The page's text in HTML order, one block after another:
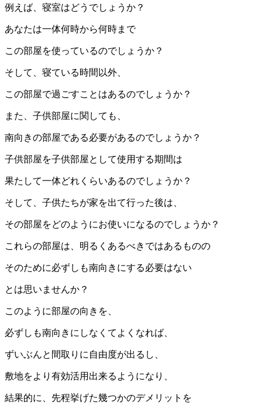
例えば、寝室はどうでしょうか？
あなたは一体何時から何時まで
この部屋を使っているのでしょうか？
そして、寝ている時間以外、
この部屋で過ごすことはあるのでしょうか？
また、子供部屋に関しても、
南向きの部屋である必要があるのでしょうか？
子供部屋を子供部屋として使用する期間は
果たして一体どれくらいあるのでしょうか？
そして、子供たちが家を出て行った後は、
その部屋をどのようにお使いになるのでしょうか？
これらの部屋は、明るくあるべきではあるものの
そのために必ずしも南向きにする必要はない
とは思いませんか？
このように部屋の向きを、
必ずしも南向きにしなくてよくなれば、
ずいぶんと間取りに自由度が出るし、
敷地をより有効活用出来るようになり、
結果的に、先程挙げた幾つかのデメリットを